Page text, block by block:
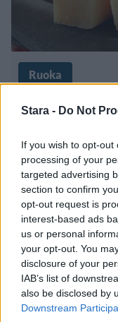
Stara - Do Not
If you wish to opt-
processing of your
targeted advertising
section to confirm
opt-out request is
interest-based ads
us or personal
your opt-out. You
disclosure of your
IAB’s list of
also be disclosed by
Downstream
Ruoka
24.6.2025, 18:00
Maailman
– paikalla
ystävää